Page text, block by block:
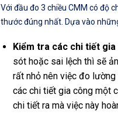
Với đầu đo 3 chiều CMM có độ
thước đúng nhất. Dựa vào
Kiểm tra các chi tiết gia
sót hoặc sai lệch thì sẽ
rất nhỏ nên việc đo lường
các chi tiết gia công một
chi tiết ra mà việc này